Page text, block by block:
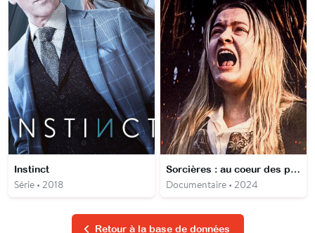
Instinct
Série • 2018
Sorcières : au coeur des procès
Documentaire • 2024
Retour à la base de données